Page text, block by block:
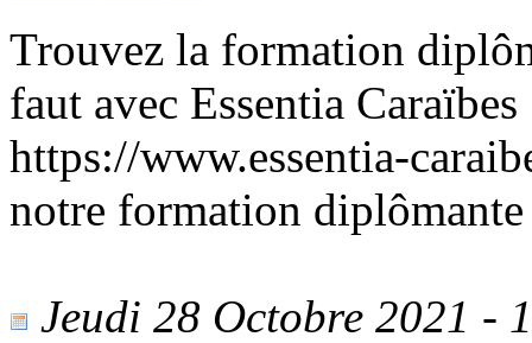
Trouvez la formation
faut avec Essentia
https://www.essentia-
notre formation
Jeudi 28 Octobre 2021 -